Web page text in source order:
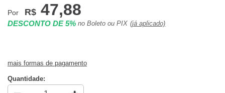
Por R$ 47,88
DESCONTO DE 5% no Boleto ou PIX (já aplicado)
mais formas de pagamento
Quantidade: